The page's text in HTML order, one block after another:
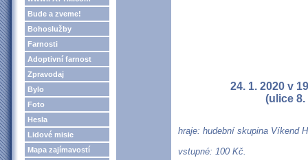
Bude a zveme!
Bohoslužby
Farnosti
Adoptivní farnost
Zpravodaj
Bylo
Foto
Hesla
Lidové misie
Mapa zajímavostí
24. 1. 2020 v
(ulice 8.
hraje: hudební skupina Víkend
vstupné: 100 Kč.